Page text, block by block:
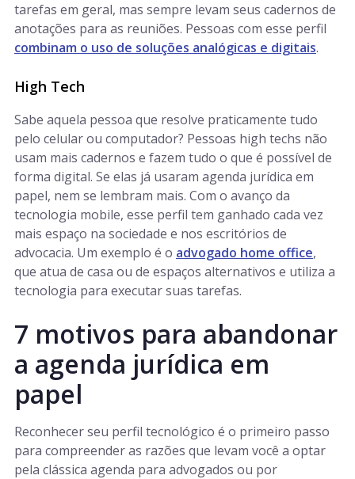
tarefas em geral, mas sempre levam seus cadernos de
anotações para as reuniões. Pessoas com esse perfil
combinam o uso de soluções analógicas e digitais.
High Tech
Sabe aquela pessoa que resolve praticamente tudo
pelo celular ou computador? Pessoas high techs não
usam mais cadernos e fazem tudo o que é possível de
forma digital. Se elas já usaram agenda jurídica em
papel, nem se lembram mais. Com o avanço da
tecnologia mobile, esse perfil tem ganhado cada vez
mais espaço na sociedade e nos escritórios de
advocacia. Um exemplo é o advogado home office,
que atua de casa ou de espaços alternativos e utiliza a
tecnologia para executar suas tarefas.
7 motivos para abandonar
a agenda jurídica em
papel
Reconhecer seu perfil tecnológico é o primeiro passo
para compreender as razões que levam você a optar
pela clássica agenda para advogados ou por